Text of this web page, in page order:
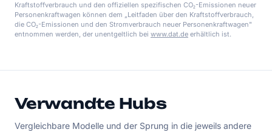
Kraftstoffverbrauch und den offiziellen spezifischen CO₂-Emissionen neuer
Personenkraftwagen können dem „Leitfaden über den Kraftstoffverbrauch,
die CO₂-Emissionen und den Stromverbrauch neuer Personenkraftwagen"
entnommen werden, der unentgeltlich bei www.dat.de erhältlich ist.
Verwandte Hubs
Vergleichbare Modelle und der Sprung in die jeweils andere